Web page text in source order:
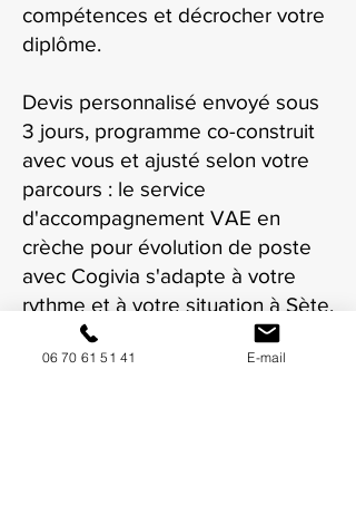
compétences et décrocher votre
diplôme.
Devis personnalisé envoyé sous
3 jours, programme co-construit
avec vous et ajusté selon votre
parcours : le service
d'accompagnement VAE en
crèche pour évolution de poste
avec Cogivia s'adapte à votre
rythme et à votre situation à Sète.
06 70 61 51 41 E-mail